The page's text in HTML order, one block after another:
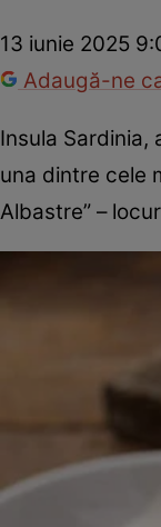
13 iunie 2025
Adaugă-ne
Insula
una dintre cele
Albastre” –